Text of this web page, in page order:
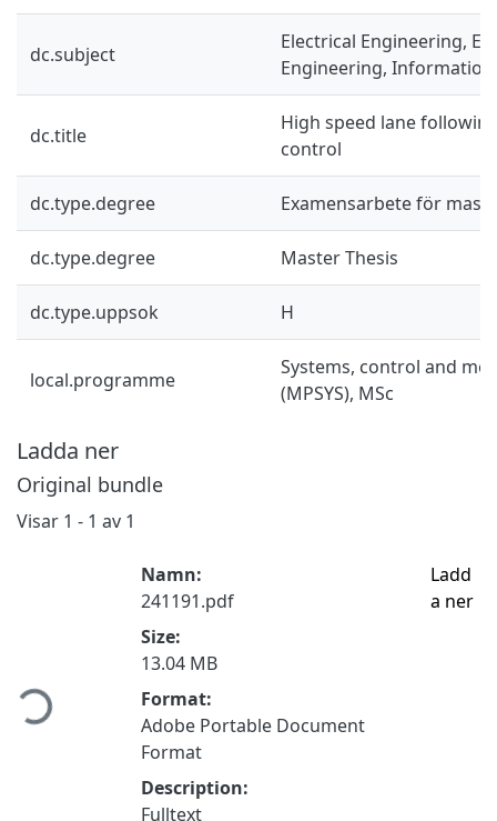
dc.subject
Electrical Engineering,
Engineering,
dc.title
High speed lane
control
dc.type.degree Examensarbete för
dc.type.degree Master Thesis
dc.type.uppsok H
local.programme
Systems, control and
(MPSYS), MSc
Ladda ner
Original bundle
Visar 1 - 1 av 1
Namn:
241191.pdf
Size:
13.04 MB
Format:
Adobe Portable Document
Format
Description:
Fulltext
Ladd
a ner